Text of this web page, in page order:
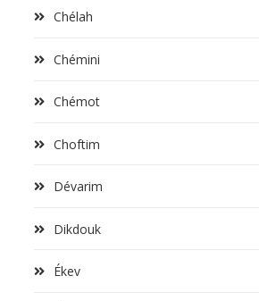
Chélah
Chémini
Chémot
Choftim
Dévarim
Dikdouk
Ékev